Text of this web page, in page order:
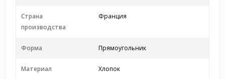
Страна
производства
Франция
Форма Прямоугольник
Материал Хлопок